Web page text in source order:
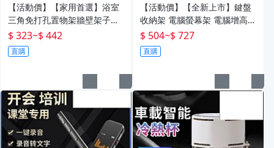
【活動價】【家用首選】浴室
三角免打孔置物架牆壁架子壁
掛分層置物架衛生間轉角架三
角籃
$ 323~$ 442
直購
【活動價】【全新上市】鍵盤
收納架 電腦螢幕架 電腦增高架
電腦架 置物增高架 桌面電腦架
螢幕增高架 螢幕收納架 臺式
$ 504~$ 727
直購